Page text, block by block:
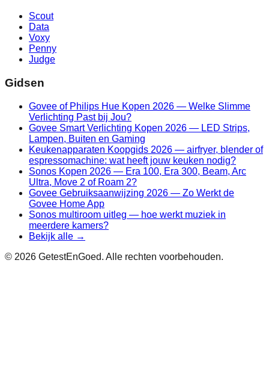
Scout
Data
Voxy
Penny
Judge
Gidsen
Govee of Philips Hue Kopen 2026 — Welke Slimme
Verlichting Past bij Jou?
Govee Smart Verlichting Kopen 2026 — LED Strips,
Lampen, Buiten en Gaming
Keukenapparaten Koopgids 2026 — airfryer, blender of
espressomachine: wat heeft jouw keuken nodig?
Sonos Kopen 2026 — Era 100, Era 300, Beam, Arc
Ultra, Move 2 of Roam 2?
Govee Gebruiksaanwijzing 2026 — Zo Werkt de
Govee Home App
Sonos multiroom uitleg — hoe werkt muziek in
meerdere kamers?
Bekijk alle →
© 2026 GetestEnGoed. Alle rechten voorbehouden.